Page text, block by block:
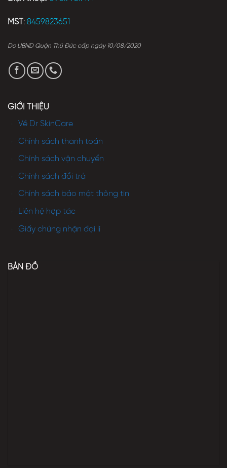
MST : 8459823651
Do UBND Quận Thủ Đức cấp ngày 10/08/2020
GIỚI THIỆU
Về Dr SkinCare
Chính sách thanh toán
Chính sách vận chuyển
Chính sách đổi trả
Chính sách bảo mật thông tin
Liên hệ hợp tác
Giấy chứng nhận đại lí
BẢN ĐỒ